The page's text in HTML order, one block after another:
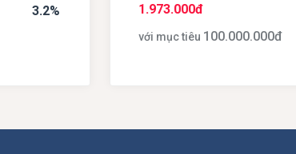
3.2% 1.973.000đ
với mục tiêu 100.000.000đ